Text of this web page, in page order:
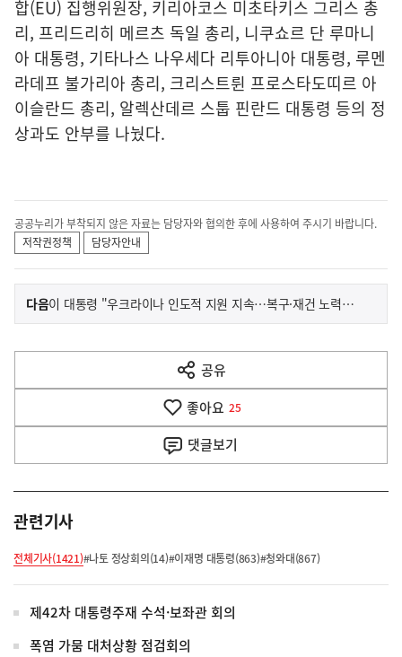
합(EU) 집행위원장, 키리아코스 미초타키스 그리스 총
리, 프리드리히 메르츠 독일 총리, 니쿠쇼르 단 루마니
아 대통령, 기타나스 나우세다 리투아니아 대통령, 루멘
라데프 불가리아 총리, 크리스트륀 프로스타도띠르 아
이슬란드 총리, 알렉산데르 스툽 핀란드 대통령 등의 정
상과도 안부를 나눴다.
공공누리가 부착되지 않은 자료는 담당자와 협의한 후에 사용하여 주시기 바랍니다.
저작권정책
담당자안내
이
전
다
음
다음기
이 대통령 "우크라이나 인도적 지원 지속…복구·재건 노력에 동참"
공유
열
기
좋아요 25
댓글보기
관련기사
전체기사(1421)#나토 정상회의(14)#이재명 대통령(863)#청와대(867)
제42차 대통령주재 수석·보좌관 회의
폭염 가뭄 대처상황 점검회의